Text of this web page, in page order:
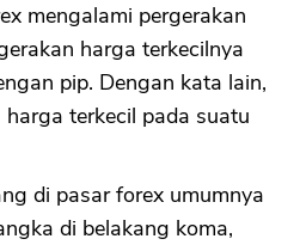
mengalami pergerakan
harga terkecilnya
pip. Dengan kata lain,
terkecil pada suatu
di pasar forex umumnya
di belakang koma,